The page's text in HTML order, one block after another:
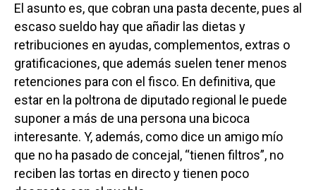
El asunto es, que cobran una pasta decente, pues al
escaso sueldo hay que añadir las dietas y
retribuciones en ayudas, complementos, extras o
gratificaciones, que además suelen tener menos
retenciones para con el fisco. En definitiva, que
estar en la poltrona de diputado regional le puede
suponer a más de una persona una bicoca
interesante. Y, además, como dice un amigo mío
que no ha pasado de concejal, “tienen filtros”, no
reciben las tortas en directo y tienen poco